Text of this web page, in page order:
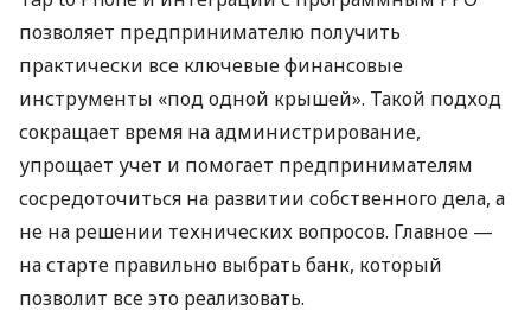
позволяет предпринимателю получить
практически все ключевые финансовые
инструменты «под одной крышей». Такой подход
сокращает время на администрирование,
упрощает учет и помогает предпринимателям
сосредоточиться на развитии собственного дела, а
не на решении технических вопросов. Главное —
на старте правильно выбрать банк, который
позволит все это реализовать.